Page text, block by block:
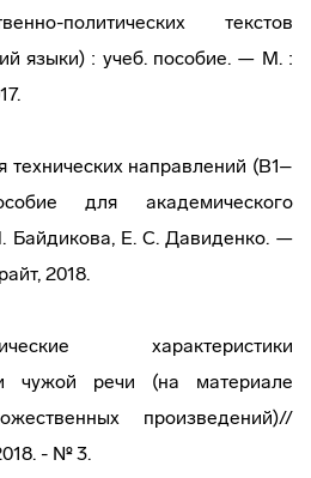
политических текстов
языки) : учеб. пособие. — М. :
технических направлений (В1–
для академического
Байдикова, Е. С. Давиденко. —
2018.
характеристики
чужой речи (на материале
произведений)//
- № 3.